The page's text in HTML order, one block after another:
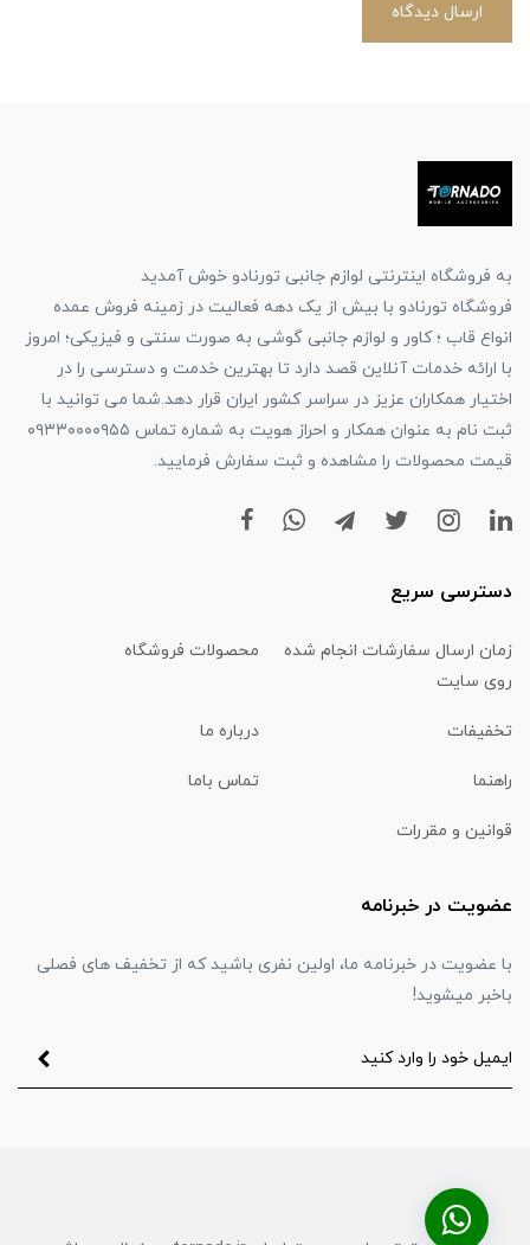
ارسال دیدگاه
به فروشگاه اینترنتی لوازم جانبی تورنادو خوش آمدید
فروشگاه تورنادو با بیش از یک دهه فعالیت در زمینه فروش عمده
انواع قاب ؛ کاور و لوازم جانبی گوشی به صورت سنتی و فیزیکی؛ امروز
با ارائه خدمات آنلاین قصد دارد تا بهترین خدمت و دسترسی را در
اختیار همکاران عزیز در سراسر کشور ایران قرار دهد.شما می توانید با
ثبت نام به عنوان همکار و احراز هویت به شماره تماس ۰۹۳۳۰۰۰۰۹۵۵
قیمت محصولات را مشاهده و ثبت سفارش فرمایید.
دسترسی سریع
زمان ارسال سفارشات انجام شده
روی سایت
محصولات فروشگاه
تخفیفات درباره ما
راهنما تماس باما
قوانین و مقررات
عضویت در خبرنامه
با عضویت در خبرنامه ما، اولین نفری باشید که از تخفیف های فصلی
باخبر میشوید!